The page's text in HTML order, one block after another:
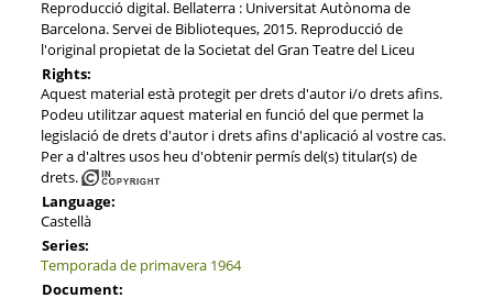
Reproducció digital. Bellaterra : Universitat Autònoma de
Barcelona. Servei de Biblioteques, 2015. Reproducció de
l'original propietat de la Societat del Gran Teatre del Liceu
Rights:
Aquest material està protegit per drets d'autor i/o drets afins.
Podeu utilitzar aquest material en funció del que permet la
legislació de drets d'autor i drets afins d'aplicació al vostre cas.
Per a d'altres usos heu d'obtenir permís del(s) titular(s) de
drets.
Language:
Castellà
Series:
Temporada de primavera 1964
Document: